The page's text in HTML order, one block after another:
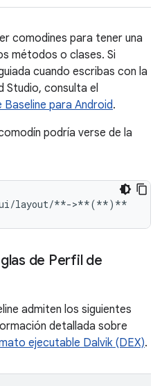
comodines para tener una
métodos o clases. Si
cuando escribas con la
Studio, consulta el
Baseline para Android.
podría verse de la
ui/layout/**->**(**)
de Perfil de
admiten los siguientes
detallada sobre
ejecutable Dalvik (DEX).